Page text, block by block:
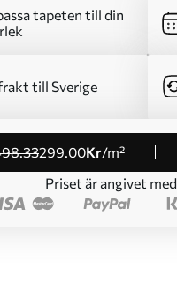
tapeten till din
till Sverige
.33299.00Kr/m²
Priset är angivet med